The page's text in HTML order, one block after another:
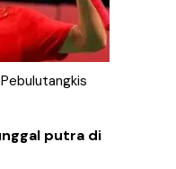
putra di